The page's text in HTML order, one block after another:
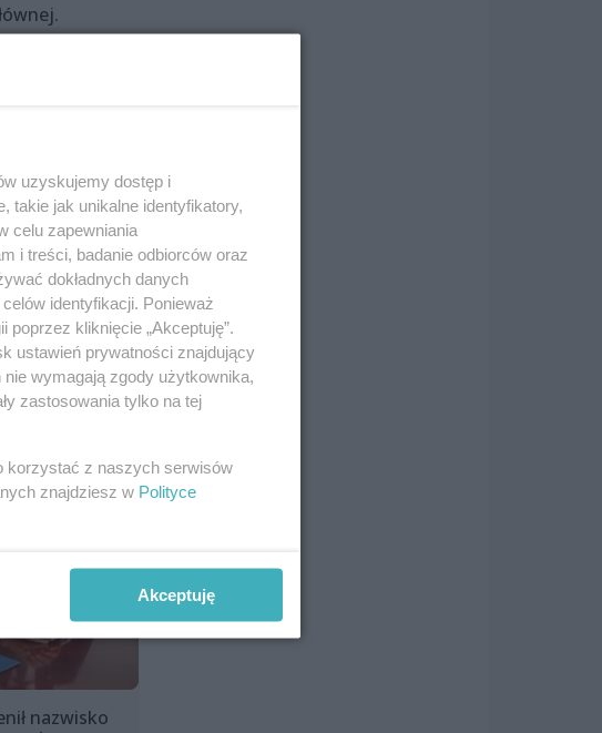
z Goleniowa.
nazwisko
uzyskujemy dostęp i
takie jak unikalne identyfikatory,
celu zapewniania
i treści, badanie odbiorców oraz
dokładnych danych
identyfikacji. Ponieważ
kliknięcie „Akceptuję”.
ustawień prywatności znajdujący
wymagają zgody użytkownika,
zastosowania tylko na tej
korzystać z naszych serwisów
znajdziesz w Polityce
Akceptuję